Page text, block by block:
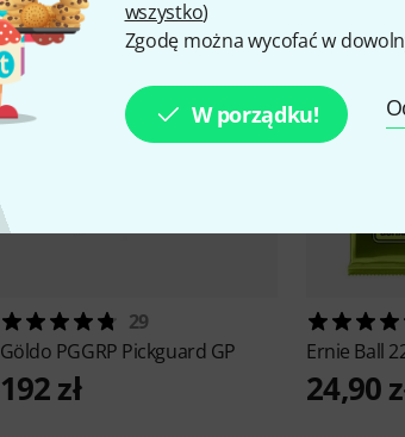
wszystko)
Zgodę można wycofać w
W porządku!
29
Göldo PGGRP Pickguard GP
192 zł
Ernie Ball
24,90